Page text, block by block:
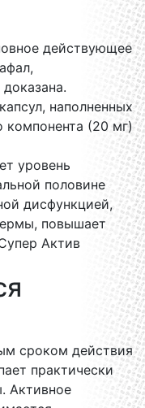
действующее
наполненных
компонента (20 мг)
уровень
половине
дисфункцией,
повышает
Актив
сроком действия
практически
Активное